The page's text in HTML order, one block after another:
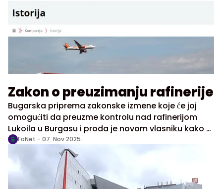
Zakon o preuzimanju rafinerije
Bugarska priprema zakonske izmene koje će joj
omogućiti da preuzme kontrolu nad rafinerijom
Lukoila u Burgasu i proda je novom vlasniku kako bi
zaštitila to postrojenje od američkih sankcija,
objavili su lokalni mediji.
FoNet - 07. Nov 2025.